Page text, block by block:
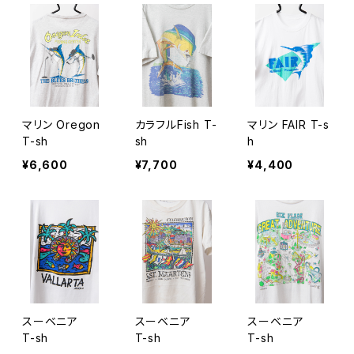
マリン Oregon
T-sh
¥6,600
カラフルFish T-
sh
¥7,700
マリン FAIR T-s
h
¥4,400
スーベニア
T-sh
スーベニア
T-sh
スーベニア
T-sh